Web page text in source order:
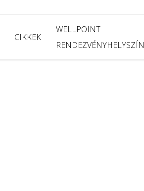
CIKKEK
WELLPOINT
RENDEZVÉNYHELYSZÍN